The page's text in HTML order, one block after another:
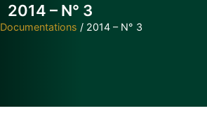
2014 – N° 3
Documentations / 2014 – N° 3